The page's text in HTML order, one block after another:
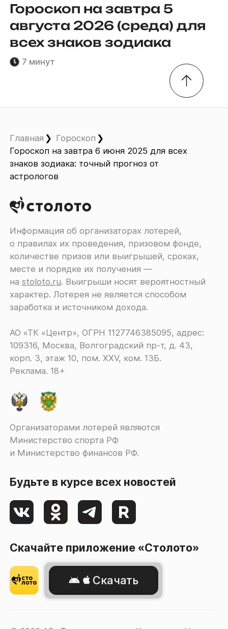
Гороскоп на завтра 5
августа 2026 (среда) для
всех знаков зодиака
7 минут
Главная
Гороскоп
Гороскоп на завтра 6 июня 2025 для всех
знаков зодиака: точный прогноз от
астрологов
Информация об организаторах лотерей,
о правилах их проведения, призовом фонде,
количестве призов или выигрышей, сроках,
месте и порядке их получения ―
наstoloto.ru. Выигрыши носят вероятностный
характер. Лотерея не является способом
заработка и источником дохода.
АО «ТК «Центр», ОГРН 1127746385095, адрес:
109316, Москва, Волгоградский пр-т, д. 43,
корп. 3, этаж 10, пом. XXV, ком. 13Б.
Реклама. 18+
Организаторами лотерей являются
Министерство спорта РФ
и Министерство финансов РФ.
Будьте в курсе всех новостей
Скачайте приложение «Столото»
Скачать